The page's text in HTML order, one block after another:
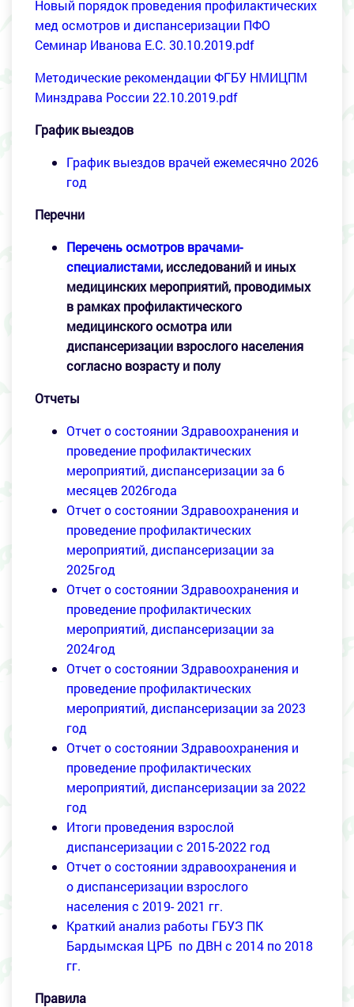
Новый порядок проведения профилактических
мед осмотров и диспансеризации ПФО
Семинар Иванова Е.С. 30.10.2019.pdf
Методические рекомендации ФГБУ НМИЦПМ
Минздрава России 22.10.2019.pdf
График выездов
График выездов врачей ежемесячно 2026
год
Перечни
Перечень осмотров врачами-
специалистами,исследований и иных
медицинских мероприятий, проводимых
в рамках профилактического
медицинского осмотра или
диспансеризации взрослого населения
согласно возрасту и полу
Отчеты
Отчет о состоянии Здравоохранения и
проведение профилактических
мероприятий, диспансеризации за 6
месяцев 2026года
Отчет о состоянии Здравоохранения и
проведение профилактических
мероприятий, диспансеризации за
2025год
Отчет о состоянии Здравоохранения и
проведение профилактических
мероприятий, диспансеризации за
2024год
Отчет о состоянии Здравоохранения и
проведение профилактических
мероприятий, диспансеризации за 2023
год
Отчет о состоянии Здравоохранения и
проведение профилактических
мероприятий, диспансеризации за 2022
год
Итоги проведения взрослой
диспансеризации с 2015-2022 год
Отчет о состоянии здравоохранения и
о диспансеризации взрослого
населения с 2019- 2021 гг.
Краткий анализ работы ГБУЗ ПК
Бардымская ЦРБ по ДВН с 2014 по 2018
гг.
Правила